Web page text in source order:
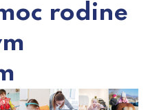
rodine